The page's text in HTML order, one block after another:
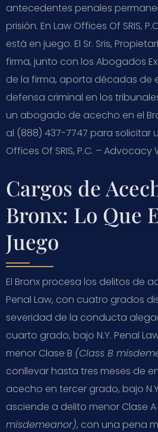
antecedentes penales
prisión. En Law Offices Of SRIS,
está en juego. El Sr. Sris,
firma, junto con los Abogados
de la firma, aporta décadas de
defensa criminal en los
un abogado de acecho en el
al (888) 437-7747 para solicitar
Offices Of SRIS, P.C. – Advocacy
Cargos de
Bronx: Lo Que
Juego
El Bronx procesa los delitos de
Penal Law, con cuatro grados
severidad de la conducta
cuarto grado, bajo N.Y. Penal
menor Clase B (Class B
conllevar hasta tres meses de
acecho en tercer grado, bajo
asciende a delito menor Clase A
misdemeanor), con una pena